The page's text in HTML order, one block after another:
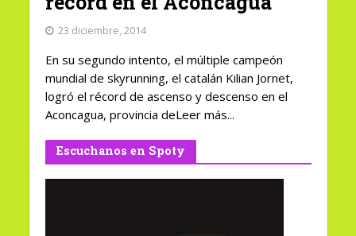
23 diciembre, 2014
En su segundo intento, el múltiple campeón
mundial de skyrunning, el catalán Kilian Jornet,
logró el récord de ascenso y descenso en el
Aconcagua, provincia deLeer más...
Escuchanos en Spoty